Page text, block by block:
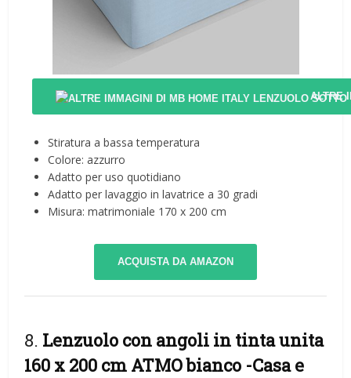
ALTRE
Stiratura a bassa temperatura
Colore: azzurro
Adatto per uso quotidiano
Adatto per lavaggio in lavatrice a 30 gradi
Misura: matrimoniale 170 x 200 cm
ACQUISTA DA AMAZON
8. Lenzuolo con angoli in tinta unita
160 x 200 cm ATMO bianco -Casa e